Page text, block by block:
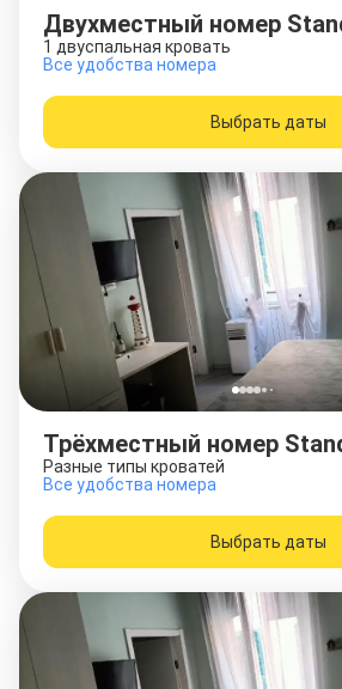
Двухместный номер
1 двуспальная кровать
Все удобства номера
Выбрать даты
Трёхместный номер
Разные типы кроватей
Все удобства номера
Выбрать даты